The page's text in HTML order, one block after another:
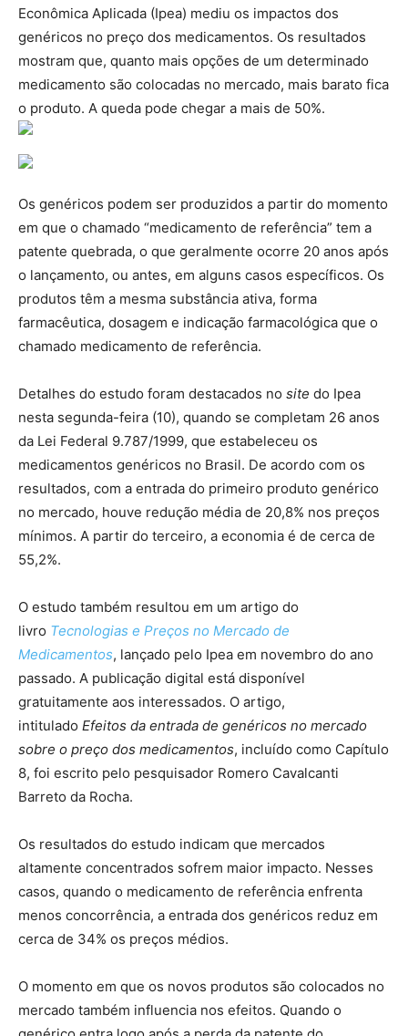
Econômica Aplicada (Ipea) mediu os impactos dos
genéricos no preço dos medicamentos. Os resultados
mostram que, quanto mais opções de um determinado
medicamento são colocadas no mercado, mais barato fica
o produto. A queda pode chegar a mais de 50%.
Os genéricos podem ser produzidos a partir do momento
em que o chamado “medicamento de referência” tem a
patente quebrada, o que geralmente ocorre 20 anos após
o lançamento, ou antes, em alguns casos específicos. Os
produtos têm a mesma substância ativa, forma
farmacêutica, dosagem e indicação farmacológica que o
chamado medicamento de referência.
Detalhes do estudo foram destacados no site do Ipea
nesta segunda-feira (10), quando se completam 26 anos
da Lei Federal 9.787/1999, que estabeleceu os
medicamentos genéricos no Brasil. De acordo com os
resultados, com a entrada do primeiro produto genérico
no mercado, houve redução média de 20,8% nos preços
mínimos. A partir do terceiro, a economia é de cerca de
55,2%.
O estudo também resultou em um artigo do
livro Tecnologias e Preços no Mercado de
Medicamentos, lançado pelo Ipea em novembro do ano
passado. A publicação digital está disponível
gratuitamente aos interessados. O artigo,
intitulado Efeitos da entrada de genéricos no mercado
sobre o preço dos medicamentos, incluído como Capítulo
8, foi escrito pelo pesquisador Romero Cavalcanti
Barreto da Rocha.
Os resultados do estudo indicam que mercados
altamente concentrados sofrem maior impacto. Nesses
casos, quando o medicamento de referência enfrenta
menos concorrência, a entrada dos genéricos reduz em
cerca de 34% os preços médios.
O momento em que os novos produtos são colocados no
mercado também influencia nos efeitos. Quando o